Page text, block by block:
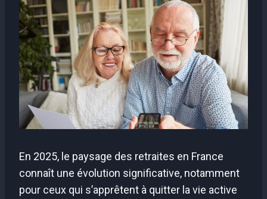
En 2025, le paysage des retraites en France
connaît une évolution significative, notamment
pour ceux qui s’apprêtent à quitter la vie active